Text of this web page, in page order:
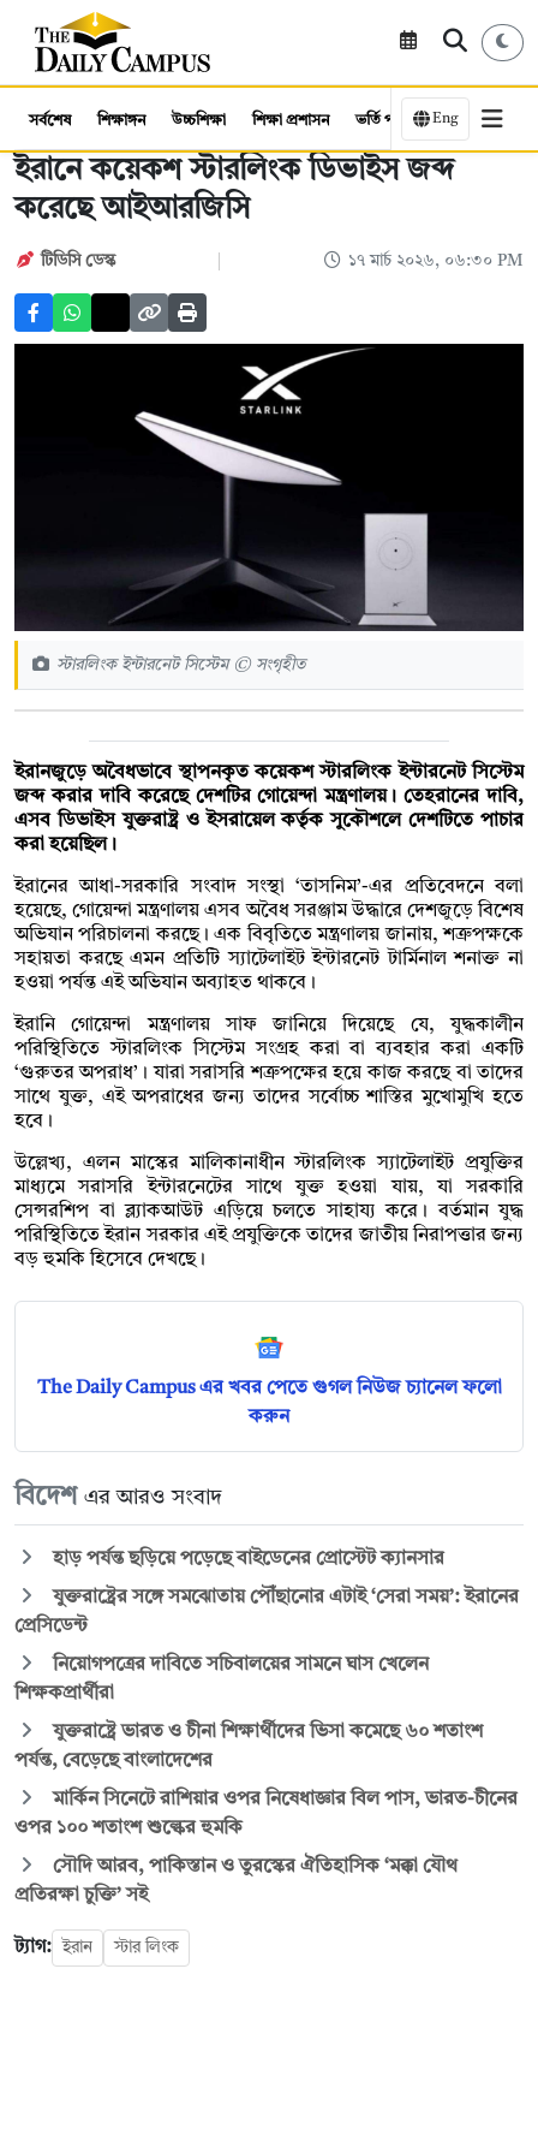
সর্বশেষ শিক্ষাঙ্গন উচ্চশিক্ষা শিক্ষা প্রশাসন ভর্তি পরীক্ষা কর্মসংস্থান
Eng
ইরানে কয়েকশ স্টারলিংক ডিভাইস জব্দ
করেছে আইআরজিসি
টিডিসি ডেস্ক ১৭ মার্চ ২০২৬, ০৬:৩০ PM
স্টারলিংক ইন্টারনেট সিস্টেম © সংগৃহীত
ইরানজুড়ে অবৈধভাবে স্থাপনকৃত কয়েকশ স্টারলিংক ইন্টারনেট সিস্টেম
জব্দ করার দাবি করেছে দেশটির গোয়েন্দা মন্ত্রণালয়। তেহরানের দাবি,
এসব ডিভাইস যুক্তরাষ্ট্র ও ইসরায়েল কর্তৃক সুকৌশলে দেশটিতে পাচার
করা হয়েছিল।
ইরানের আধা-সরকারি সংবাদ সংস্থা ‘তাসনিম’-এর প্রতিবেদনে বলা
হয়েছে, গোয়েন্দা মন্ত্রণালয় এসব অবৈধ সরঞ্জাম উদ্ধারে দেশজুড়ে বিশেষ
অভিযান পরিচালনা করছে। এক বিবৃতিতে মন্ত্রণালয় জানায়, শত্রুপক্ষকে
সহায়তা করছে এমন প্রতিটি স্যাটেলাইট ইন্টারনেট টার্মিনাল শনাক্ত না
হওয়া পর্যন্ত এই অভিযান অব্যাহত থাকবে।
ইরানি গোয়েন্দা মন্ত্রণালয় সাফ জানিয়ে দিয়েছে যে, যুদ্ধকালীন
পরিস্থিতিতে স্টারলিংক সিস্টেম সংগ্রহ করা বা ব্যবহার করা একটি
‘গুরুতর অপরাধ’। যারা সরাসরি শত্রুপক্ষের হয়ে কাজ করছে বা তাদের
সাথে যুক্ত, এই অপরাধের জন্য তাদের সর্বোচ্চ শাস্তির মুখোমুখি হতে
হবে।
উল্লেখ্য, এলন মাস্কের মালিকানাধীন স্টারলিংক স্যাটেলাইট প্রযুক্তির
মাধ্যমে সরাসরি ইন্টারনেটের সাথে যুক্ত হওয়া যায়, যা সরকারি
সেন্সরশিপ বা ব্ল্যাকআউট এড়িয়ে চলতে সাহায্য করে। বর্তমান যুদ্ধ
পরিস্থিতিতে ইরান সরকার এই প্রযুক্তিকে তাদের জাতীয় নিরাপত্তার জন্য
বড় হুমকি হিসেবে দেখছে।
The Daily Campus এর খবর পেতে গুগল নিউজ চ্যানেল ফলো
করুন
বিদেশ এর আরও সংবাদ
হাড় পর্যন্ত ছড়িয়ে পড়েছে বাইডেনের প্রোস্টেট ক্যানসার
যুক্তরাষ্ট্রের সঙ্গে সমঝোতায় পৌঁছানোর এটাই ‘সেরা সময়’: ইরানের
প্রেসিডেন্ট
নিয়োগপত্রের দাবিতে সচিবালয়ের সামনে ঘাস খেলেন
শিক্ষকপ্রার্থীরা
যুক্তরাষ্ট্রে ভারত ও চীনা শিক্ষার্থীদের ভিসা কমেছে ৬০ শতাংশ
পর্যন্ত, বেড়েছে বাংলাদেশের
মার্কিন সিনেটে রাশিয়ার ওপর নিষেধাজ্ঞার বিল পাস, ভারত-চীনের
ওপর ১০০ শতাংশ শুল্কের হুমকি
সৌদি আরব, পাকিস্তান ও তুরস্কের ঐতিহাসিক ‘মক্কা যৌথ
প্রতিরক্ষা চুক্তি’ সই
ট্যাগ: ইরান স্টার লিংক